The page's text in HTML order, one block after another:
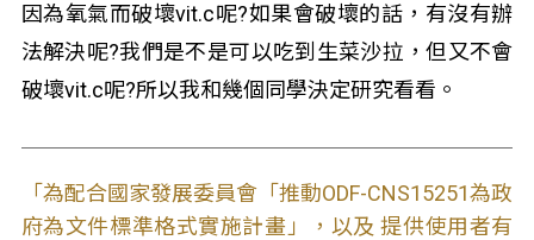
因為氧氣而破壞vit.c呢?如果會破壞的話，有沒有辦
法解決呢?我們是不是可以吃到生菜沙拉，但又不會
破壞vit.c呢?所以我和幾個同學決定研究看看。
「為配合國家發展委員會「推動ODF-CNS15251為政
府為文件標準格式實施計畫」，以及 提供使用者有